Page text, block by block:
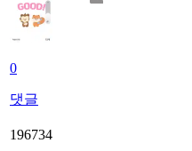
0
댓글
196734